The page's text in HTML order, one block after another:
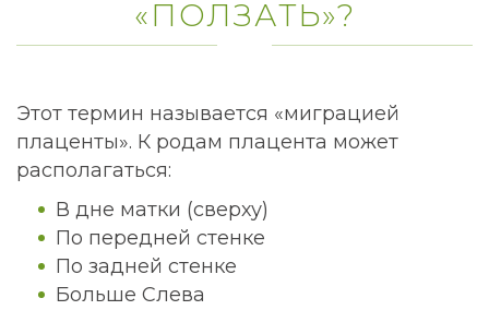
«ПОЛЗАТЬ»?
Этот термин называется «миграцией
плаценты». К родам плацента может
располагаться:
В дне матки (сверху)
По передней стенке
По задней стенке
Больше Слева